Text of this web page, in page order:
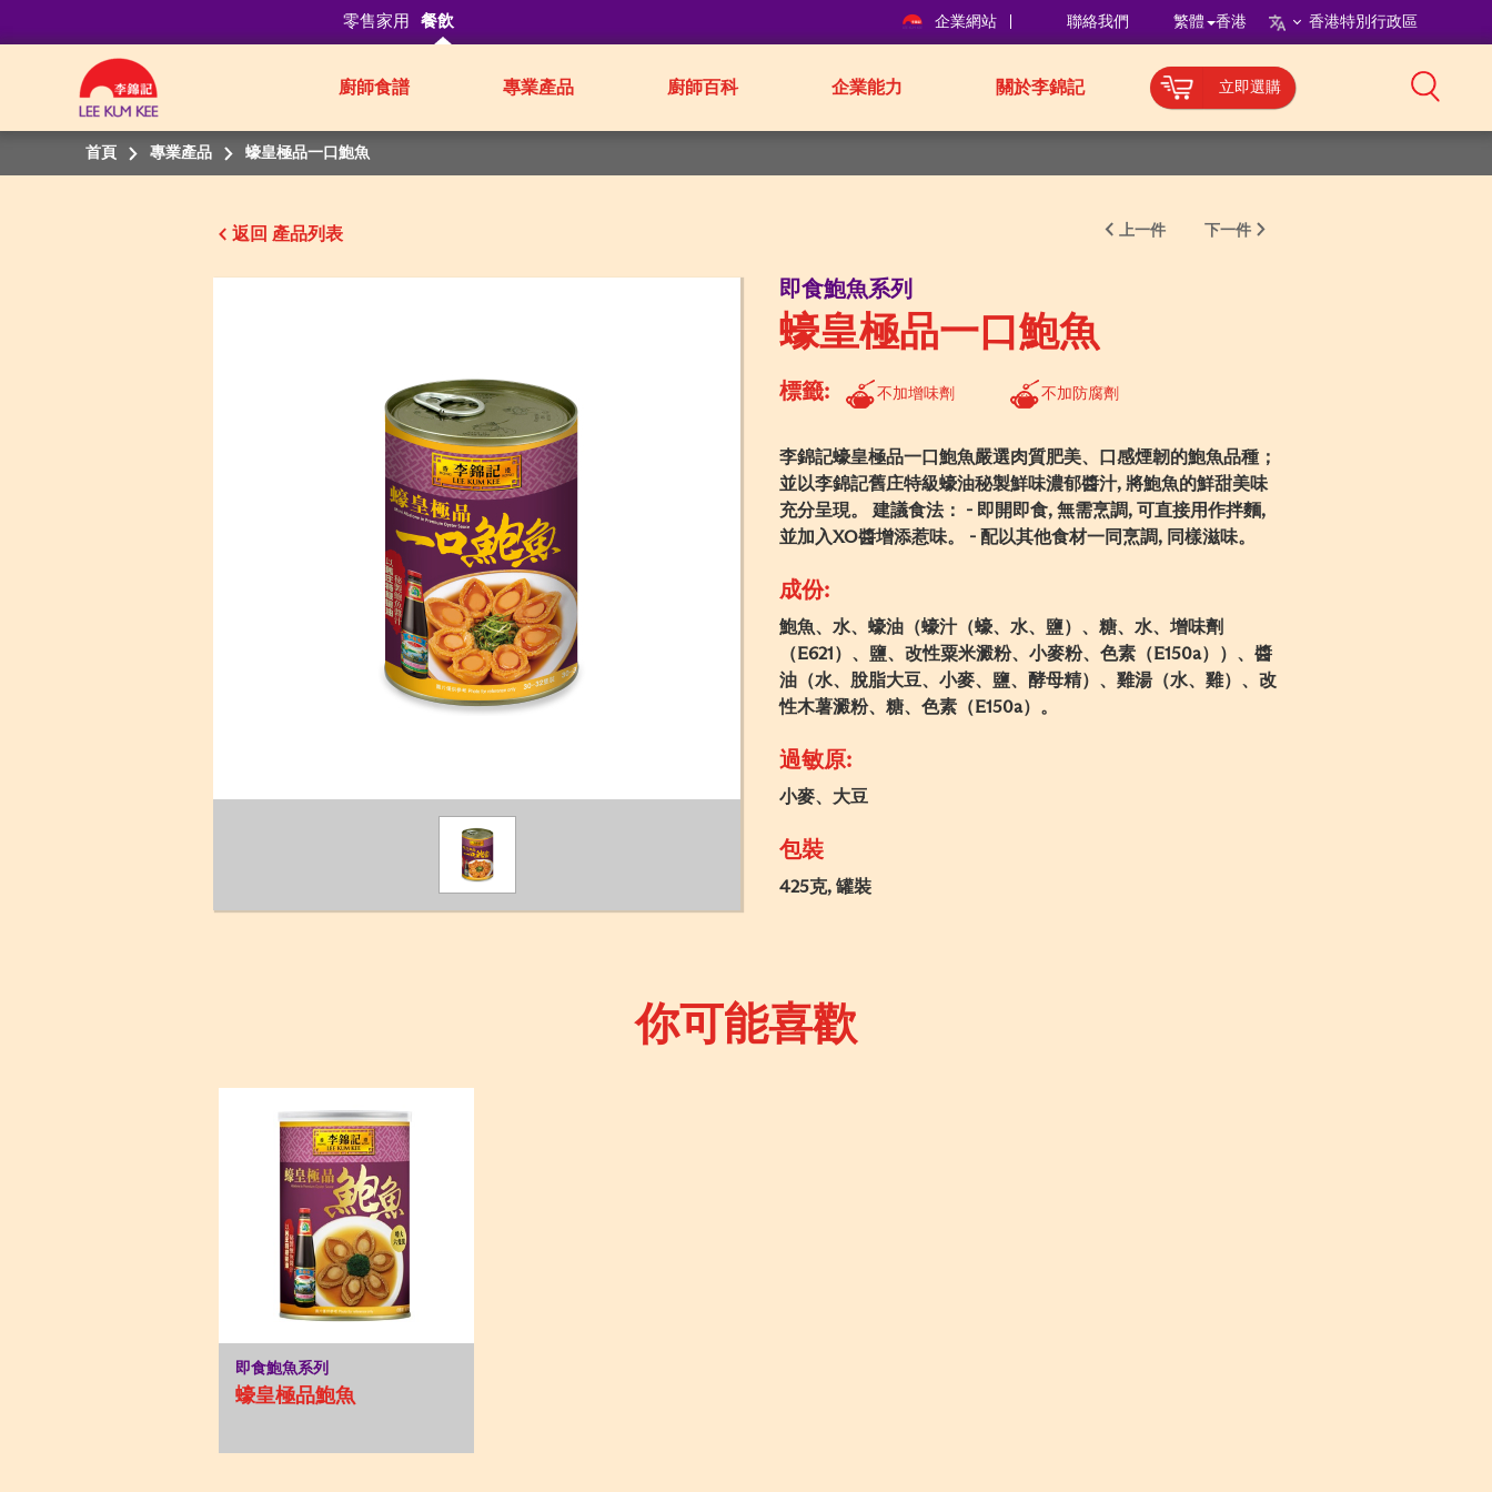
零售家用 餐飲 企業網站 聯絡我們 繁體 香港 香港特別行政區
廚師食譜 專業產品 廚師百科 企業能力 關於李錦記 立即選購
首頁 專業產品 蠔皇極品一口鮑魚
返回 上一件 下一件
即食鮑魚系列
蠔皇極品一口鮑魚
標籤: 不加增味劑 不加防腐劑
李錦記蠔皇極品一口鮑魚嚴選肉質肥美、口感煙韌的鮑魚品種；
並以李錦記舊庄特級蠔油秘製鮮味濃郁醬汁, 將鮑魚的鮮甜美味
充分呈現。 建議食法： - 即開即食, 無需烹調, 可直接用作拌麵,
並加入XO醬增添惹味。 - 配以其他食材一同烹調, 同樣滋味。
成份:
鮑魚、水、蠔油（蠔汁（蠔、水、鹽）、糖、水、增味劑
（E621）、鹽、改性粟米澱粉、小麥粉、色素（E150a））、醬
油（水、脫脂大豆、小麥、鹽、酵母精）、雞湯（水、雞）、改
性木薯澱粉、糖、色素（E150a）。
過敏原:
小麥、大豆
包裝
425克, 罐裝
你可能喜歡
即食鮑魚系列
蠔皇極品鮑魚